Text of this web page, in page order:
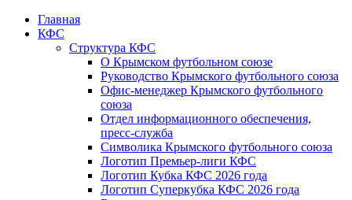
Главная
КФС
Структура КФС
О Крымском футбольном союзе
Руководство Крымского футбольного союза
Офис-менеджер Крымского футбольного
союза
Отдел информационного обеспечения,
пресс-служба
Символика Крымского футбольного союза
Логотип Премьер-лиги КФС
Логотип Кубка КФС 2026 года
Логотип Суперкубка КФС 2026 года